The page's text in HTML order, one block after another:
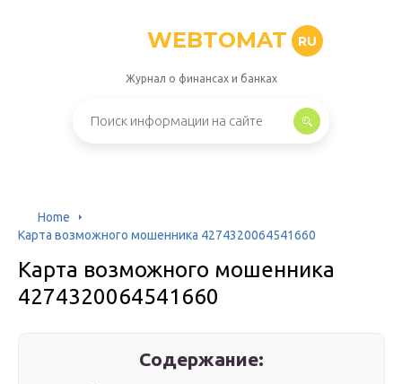
WEBTOMAT RU
Журнал о финансах и банках
Home
Карта возможного мошенника 4274320064541660
Карта возможного мошенника
4274320064541660
Содержание: